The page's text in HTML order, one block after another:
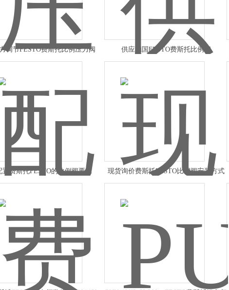
调节FESTO费斯托比例压力阀 供应德国FESTO费斯托比例阀
置费斯托FESTO的比例阀要求 现货询价费斯托FESTO比例阀安装方式